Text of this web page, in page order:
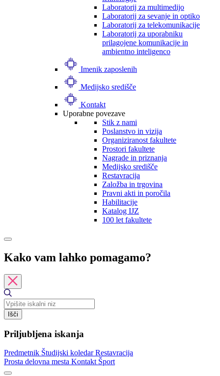
Laboratorij za multimedijo
Laboratorij za sevanje in optiko
Laboratorij za telekomunikacije
Laboratorij za uporabniku
prilagojene komunikacije in
ambientno inteligenco
Imenik zaposlenih
Medijsko središče
Kontakt
Uporabne povezave
Stik z nami
Poslanstvo in vizija
Organiziranost fakultete
Prostori fakultete
Nagrade in priznanja
Medijsko središče
Restavracija
Založba in trgovina
Pravni akti in poročila
Habilitacije
Katalog IJZ
100 let fakultete
Kako vam lahko pomagamo?
Išči
Priljubljena iskanja
Predmetnik Študijski koledarRestavracija
Prosta delovna mesta Kontakt Šport